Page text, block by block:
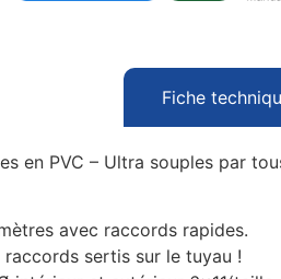
Fiche
en PVC – Ultra souples par
avec raccords rapides.
sertis sur le tuyau !